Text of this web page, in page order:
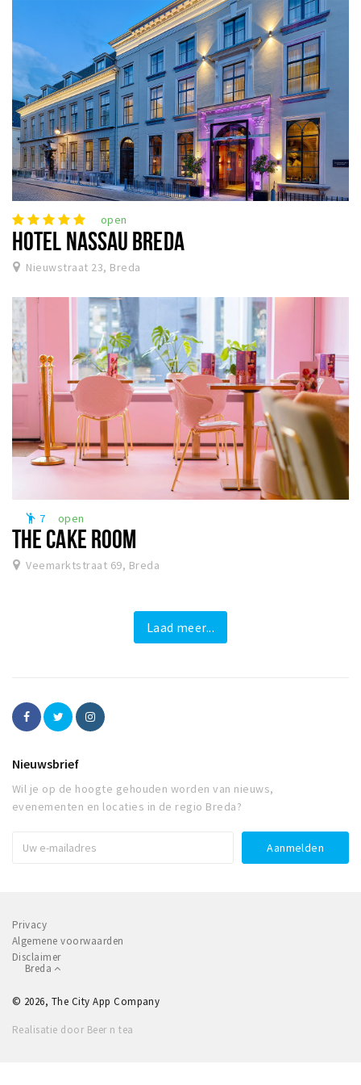
open
HOTEL NASSAU BREDA
Nieuwstraat 23, Breda
emoji_people 7 open
THE CAKE ROOM
Veemarktstraat 69, Breda
Laad meer...
Nieuwsbrief
Wil je op de hoogte gehouden worden van nieuws,
evenementen en locaties in de regio Breda?
Privacy
Algemene voorwaarden
Disclaimer
Breda
© 2026, The City App Company
Realisatie door Beer n tea